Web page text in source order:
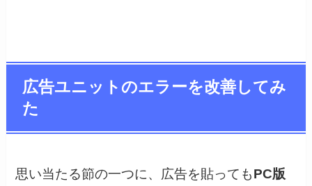
広告ユニットのエラーを改善してみ
た
思い当たる節の一つに、広告を貼ってもPC版